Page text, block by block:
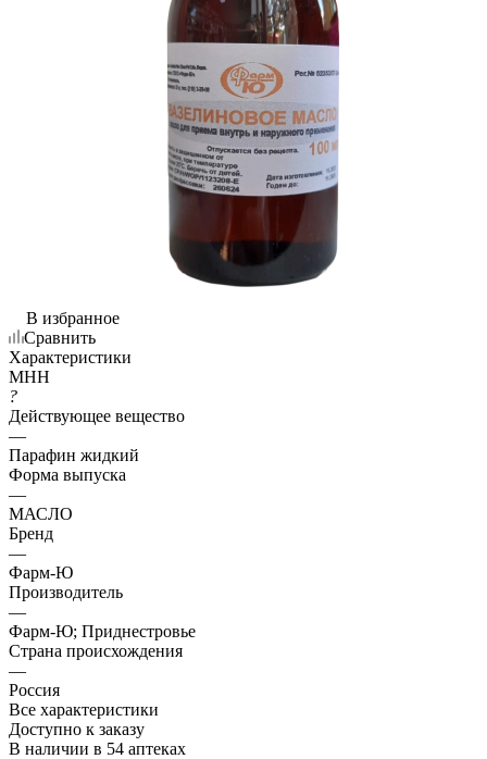
В избранное
Сравнить
Характеристики
МНН
?
Действующее вещество
—
Парафин жидкий
Форма выпуска
—
МАСЛО
Бренд
—
Фарм-Ю
Производитель
—
Фарм-Ю; Приднестровье
Страна происхождения
—
Россия
Все характеристики
Доступно к заказу
В наличии в 54 аптеках